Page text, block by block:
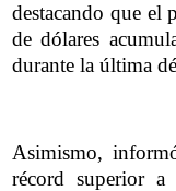
destacando que el
de dólares
durante la última
Asimismo,
récord superior